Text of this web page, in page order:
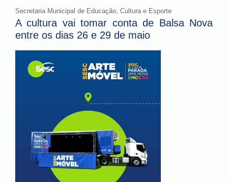
Secretaria Municipal de Educação, Cultura e Esporte
A cultura vai tomar conta de Balsa Nova
entre os dias 26 e 29 de maio